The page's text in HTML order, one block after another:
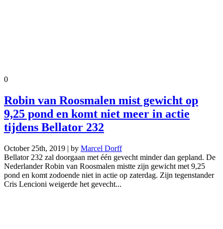
0
Robin van Roosmalen mist gewicht op
9,25 pond en komt niet meer in actie
tijdens Bellator 232
October 25th, 2019 | by Marcel Dorff
Bellator 232 zal doorgaan met één gevecht minder dan gepland. De
Nederlander Robin van Roosmalen mistte zijn gewicht met 9,25
pond en komt zodoende niet in actie op zaterdag. Zijn tegenstander
Cris Lencioni weigerde het gevecht...